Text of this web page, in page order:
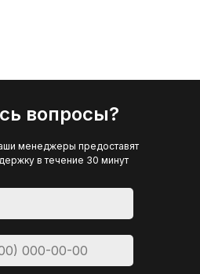
вопросы?
менеджеры предоставят
в течение 30 минут